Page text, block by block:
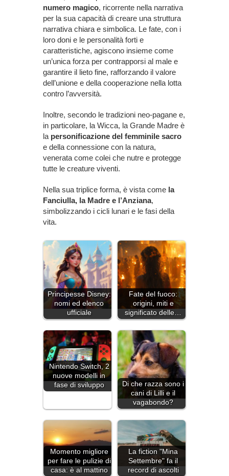
numero magico, ricorrente nella narrativa
per la sua capacità di creare una struttura
narrativa chiara e simbolica. Le fate, con i
loro doni e le personalità forti e
caratteristiche, agiscono insieme come
un’unica forza per contrapporsi al male e
garantire il lieto fine, rafforzando il valore
dell’unione e della cooperazione nella lotta
contro l’avversità.
Inoltre, secondo le tradizioni neo-pagane e,
in particolare, la Wicca, la Grande Madre è
la personificazione del femminile sacro
e della connessione con la natura,
venerata come colei che nutre e protegge
tutte le creature viventi.
Nella sua triplice forma, è vista come la
Fanciulla, la Madre e l’Anziana,
simbolizzando i cicli lunari e le fasi della
vita.
Principesse Disney:
nomi ed elenco
ufficiale
Fate del fuoco:
origini, miti e
significato delle…
Nintendo Switch, 2
nuove modelli in
fase di sviluppo
Di che razza sono i
cani di Lilli e il
vagabondo?
Momento migliore
per fare le pulizie di
casa: è al mattino
La fiction "Mina
Settembre" fa il
record di ascolti